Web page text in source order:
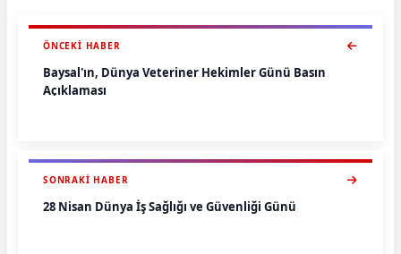
ÖNCEKI HABER
Baysal'ın, Dünya Veteriner Hekimler Günü Basın
Açıklaması
SONRAKI HABER
28 Nisan Dünya İş Sağlığı ve Güvenliği Günü